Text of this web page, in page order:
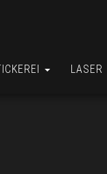
LASER